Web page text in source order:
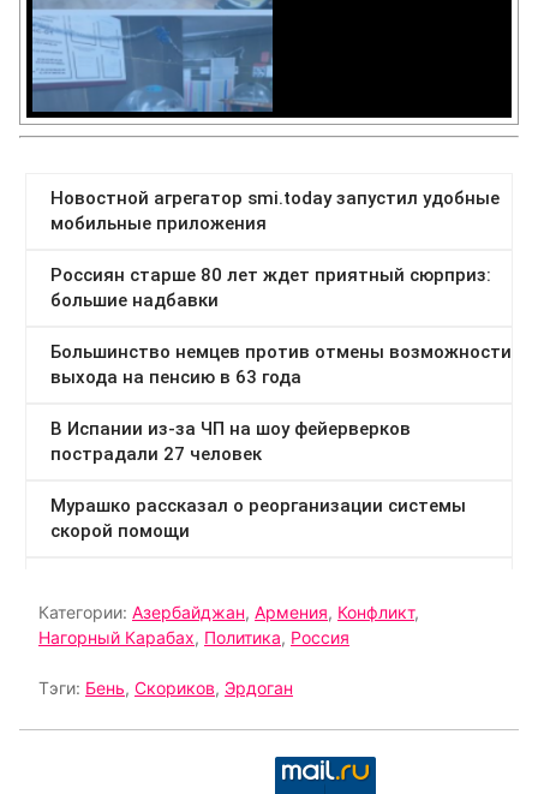
Категории: Азербайджан, Армения, Конфликт,
Нагорный Карабах, Политика, Россия
Тэги: Бень, Скориков, Эрдоган